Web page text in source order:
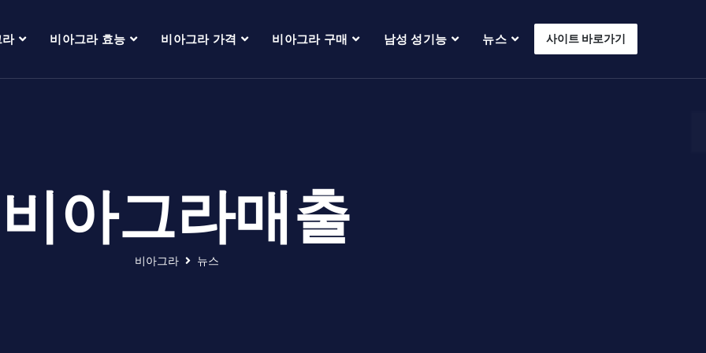
비아그라 효능 비아그라 가격 비아그라 구매 남성 성기능 뉴스 사이트 바로가기
비아그라매출
비아그라 뉴스